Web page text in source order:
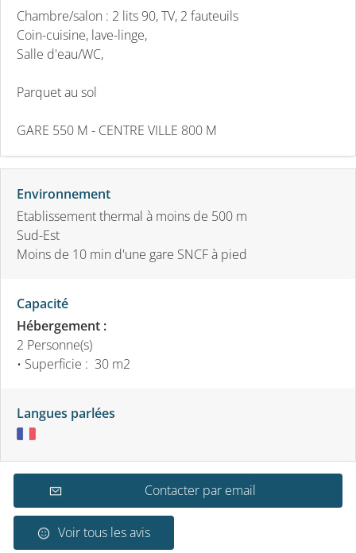
Chambre/salon : 2 lits 90, TV, 2 fauteuils
Coin-cuisine, lave-linge,
Salle d'eau/WC,
Parquet au sol
GARE 550 M - CENTRE VILLE 800 M
Environnement
Etablissement thermal à moins de 500 m
Sud-Est
Moins de 10 min d'une gare SNCF à pied
Capacité
Hébergement :
2 Personne(s)
• Superficie : 30 m2
Langues parlées
Contacter par email
Voir tous les avis